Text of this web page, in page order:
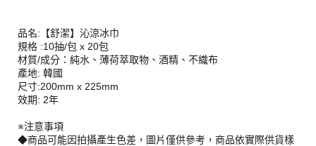
品名:【舒潔】沁涼冰巾
規格 :10抽/包 x 20包
材質/成分：純水、薄荷萃取物、酒精、不織布
產地: 韓國
尺寸:200mm x 225mm
效期: 2年
※注意事項
◆商品可能因拍攝產生色差，圖片僅供參考，商品依實際供貨樣